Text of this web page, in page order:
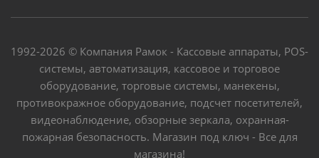
1992-2026 © Компания Рамок - Кассовые аппараты, POS-
системы, автоматизация, кассовое и торговое
оборудование, торговые системы, манекены,
противокражное оборудование, подсчет посетителей,
видеонаблюдение, обзорные зеркала, охранная-
пожарная безопасность. Магазин под ключ - Все для
магазина!